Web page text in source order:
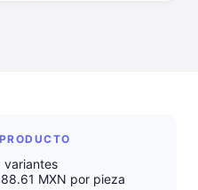
variantes
MXN por pieza